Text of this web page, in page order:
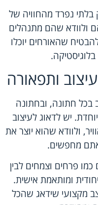
נפרד מהחוויה של
ולוודא שהם מתנהלים
שהאורחים יוכלו
ותפאורה
בכל חתונה, ובחתונה
יש לדאוג לעיצוב
ולוודא שהוא יוצר את
מחפשים.
פרחים וצמחים לבין
ומותאמת אישית.
מקצועי שידאג שהכל